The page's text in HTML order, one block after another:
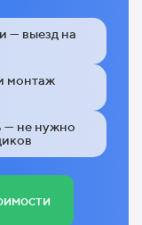
— выезд на
монтаж
— не нужно